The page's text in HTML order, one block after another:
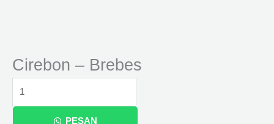
Cirebon – Brebes
PESAN